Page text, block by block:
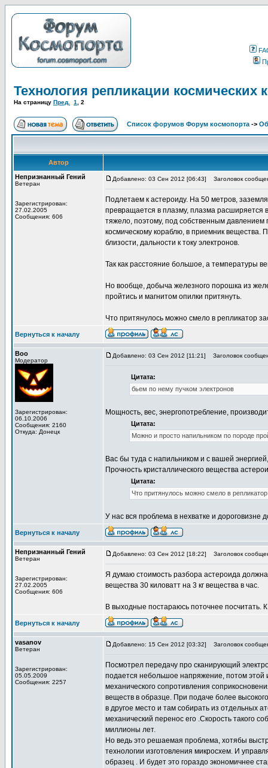
Технология репликации космических
На страницу Пред. 1 2
Список форумов Форум космопорта ->
Автор
Непризнанный Гений
Ветеран
Зарегистрирован:
27.02.2005
Сообщения: 606
Добавлено: 03 Сен 2012 [06:43] Заголовок
Подлетаем к астероиду. На 50 метров,
превращается в плазму, плазма расширяется
тяжело, поэтому, под собственным давлением
космическому кораблю, в приемник вещества.
близости, дальности к току электронов.
Так как расстояние большое, а температуры
Но вообще, добыча железного порошка из
пройтись и магнитом опилки притянуть.
Что притянулось можно смело в репликатор
Вернуться к началу
Boo
Модератор
Зарегистрирован:
06.10.2006
Сообщения: 2160
Откуда: Донецк
Добавлено: 03 Сен 2012 [11:21] Заголовок
Цитата:
бьем по нему пучком электронов
Мощность, вес, энергопотребление,
Цитата:
Можно и просто напильником по породе
Вас бы туда с напильником и с вашей
Прочность кристаллического вещества
Цитата:
Что притянулось можно смело в
У нас вся проблема в нехватке и дороговизне
Вернуться к началу
Непризнанный Гений
Ветеран
Зарегистрирован:
27.02.2005
Сообщения: 606
Добавлено: 03 Сен 2012 [18:22] Заголовок
Я думаю стоимость разбора астероида
вещества 30 киловатт на 3 кг вещества в час.
В выходные постараюсь поточнее посчитать.
Вернуться к началу
vasanov
Ветеран
Зарегистрирован:
05.05.2009
Сообщения: 2257
Добавлено: 15 Сен 2012 [03:32] Заголовок
Посмотрел передачу про сканирующий
подается небольшое напряжение, потом этой
механического сопротивления
веществ в образце. При подаче более
в другое место и там собирать из отдельных
механический перенос его .Скорость такого
миллионы лет.
Но ведь это решаемая проблема, хотябы
технологии изготовления микросхем. И
образец . И будет это гораздо экономичнее